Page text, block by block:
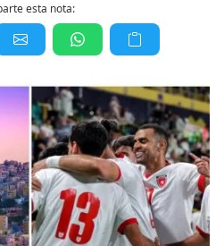
esta nota: